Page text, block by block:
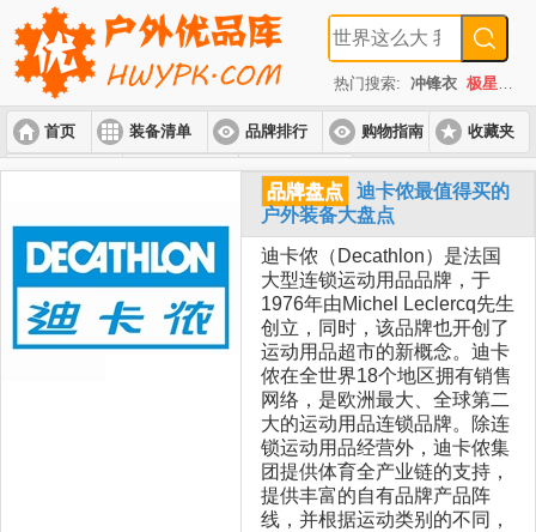
热门搜索: 冲锋衣 极星
首页 装备清单 品牌排行 购物指南
入门套装 进阶套装 高端套装
收藏夹
品牌盘点
迪卡侬最值得买的
户外装备大盘点
迪卡侬（Decathlon）是法国
大型连锁运动用品品牌，于
1976年由Michel Leclercq先生
创立，同时，该品牌也开创了
运动用品超市的新概念。迪卡
侬在全世界18个地区拥有销售
网络，是欧洲最大、全球第二
大的运动用品连锁品牌。除连
锁运动用品经营外，迪卡侬集
团提供体育全产业链的支持，
提供丰富的自有品牌产品阵
线，并根据运动类别的不同，